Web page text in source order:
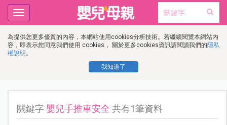
為提供您更多優質的內容，本網站使用cookies分析技術。若繼續閱覽本網站內
容，即表示您同意我們使用 cookies， 關於更多cookies資訊請閱讀我們的隱私
權說明 。
我知道了
Toggle
navigation
關鍵字嬰兒手推車安全 共有1筆資料